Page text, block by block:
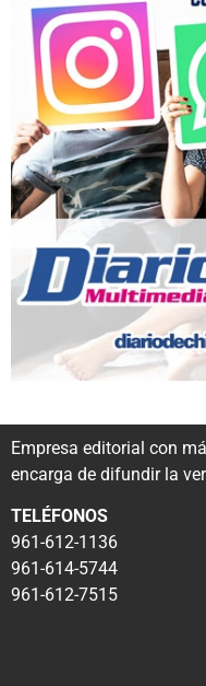
Empresa editorial con
encarga de difundir la
TELÉFONOS
961-612-1136
961-614-5744
961-612-7515